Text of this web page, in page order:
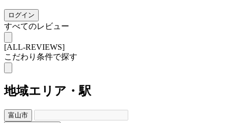
ログイン
すべてのレビュー
[ALL-REVIEWS]
こだわり条件で探す
地域エリア・駅
富山市